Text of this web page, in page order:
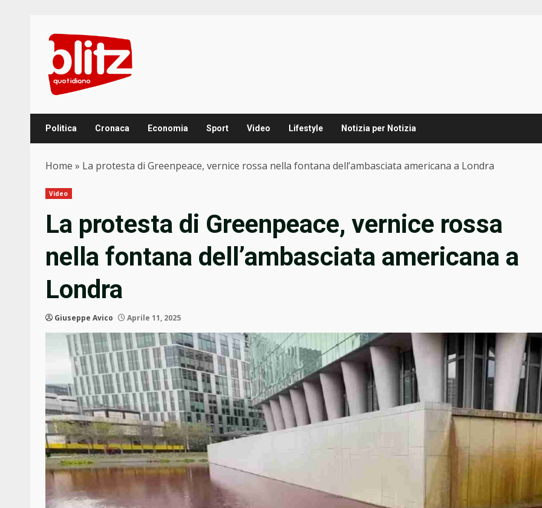
content
Politica Cronaca Economia Sport Video Lifestyle Notizia per Notizia
Home » La protesta di Greenpeace, vernice rossa nella fontana dell’ambasciata americana a Londra
Video
La protesta di Greenpeace, vernice rossa
nella fontana dell’ambasciata americana a
Londra
Giuseppe Avico Aprile 11, 2025